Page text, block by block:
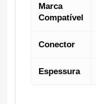
Marca
Compatível
Conector
Espessura